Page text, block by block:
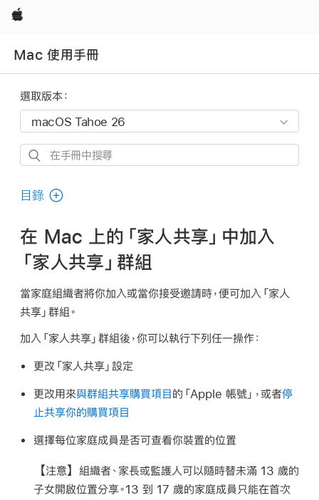
Apple
Mac 使用手冊
選取版本：
在
冊
搜
尋
目錄
在 Mac 上的「家人共享」中加入
「家人共享」群組
當家庭組織者將你加入或當你接受邀請時，便可加入「家人
共享」群組。
加入「家人共享」群組後，你可以執行下列任一操作：
更改「家人共享」設定
更改用來與群組共享購買項目的「Apple 帳號」，或者停
止共享你的購買項目
選擇每位家庭成員是否可查看你裝置的位置
【注意】 組織者、家長或監護人可以隨時替未滿 13 歲的
子女開啟位置分享。13 到 17 歲的家庭成員只能在首次